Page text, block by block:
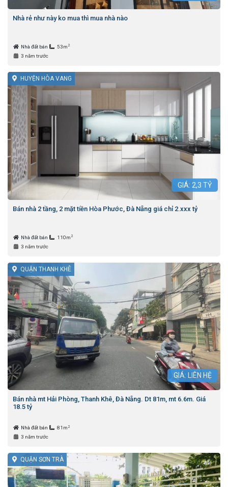
Nhà rẻ như này ko mua thì mua nhà nào
Nhà đất bán 53m 2
3 năm trước
HUYỆN HÒA VANG
GIÁ: 2,3 TỶ
Bán nhà 2 tầng, 2 mặt tiền Hòa Phước, Đà Nẵng giá chỉ 2.xxx tỷ
Nhà đất bán 110m 2
3 năm trước
QUẬN THANH KHÊ
GIÁ: LIÊN HỆ
Bán nhà mt Hải Phòng, Thanh Khê, Đà Nẵng. Dt 81m, mt 6.6m. Giá
18.5 tỷ
Nhà đất bán 81m 2
3 năm trước
QUẬN SƠN TRÀ